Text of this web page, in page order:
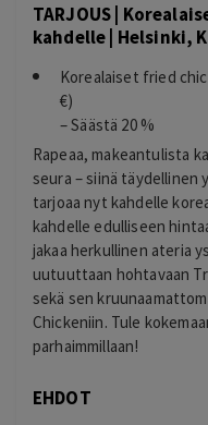
TARJOUS |
kahdelle | Helsinki,
Korealaiset fried
€)
– Säästä 20 %
Rapeaa, makeantulista
seura – siinä täydellinen
tarjoaa nyt kahdelle
kahdelle edulliseen
jakaa herkullinen ateria
uutuuttaan hohtavaan
sekä sen
Chickeniin. Tule
parhaimmillaan!
EHDOT